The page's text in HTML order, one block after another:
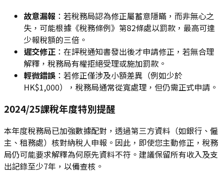
故意漏報 ：若稅務局認為修正屬蓄意隱瞞，而非無心之
失，可能根據《稅務條例》第82條處以罰款，最高可達
少報稅額的三倍。
遲交修正 ：在評稅通知書發出後才申請修正，若無合理
解釋，稅務局有權拒絕受理或施加罰款。
輕微錯誤 ：若修正僅涉及小額差異（例如少於
HK$1,000），稅務局通常從寬處理，但仍需正式申請。
2024/25課稅年度特別提醒
本年度稅務局已加強數據配對，透過第三方資料（如銀行、僱
主、租務處）核對納稅人申報。因此，即使您主動修正，稅務
局仍可能要求解釋為何原先資料不符。建議保留所有收入及支
出記錄至少7年，以備查核。